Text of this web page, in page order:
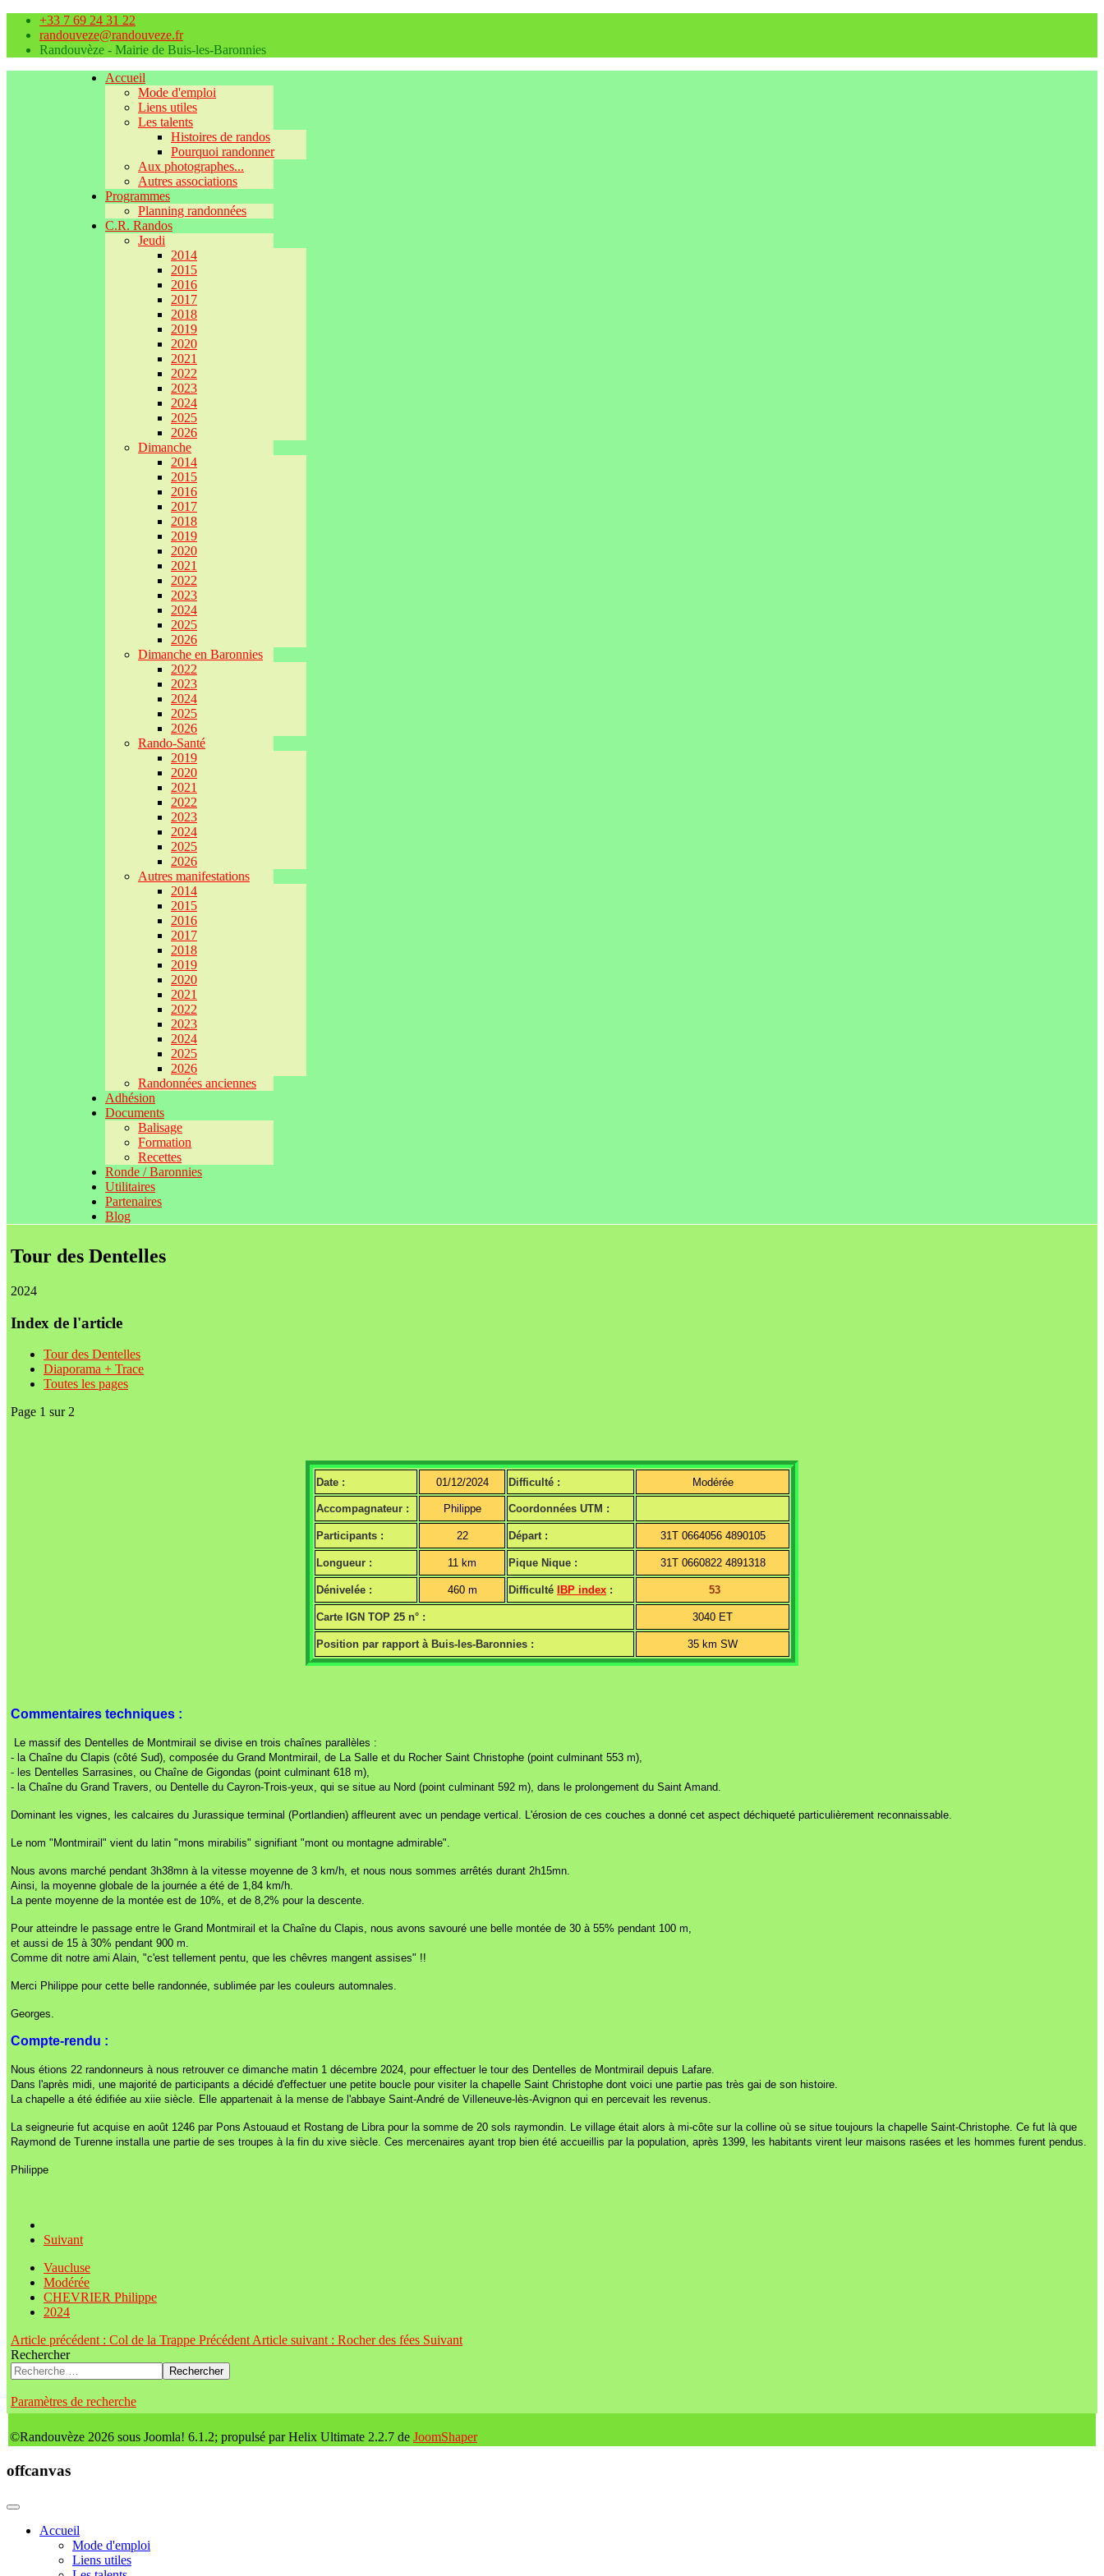
+33 7 69 24 31 22
randouveze@randouveze.fr
Randouvèze - Mairie de Buis-les-Baronnies
Accueil
Mode d'emploi
Liens utiles
Les talents
Histoires de randos
Pourquoi randonner
Aux photographes...
Autres associations
Programmes
Planning randonnées
C.R. Randos
Jeudi
2014
2015
2016
2017
2018
2019
2020
2021
2022
2023
2024
2025
2026
Dimanche
2014
2015
2016
2017
2018
2019
2020
2021
2022
2023
2024
2025
2026
Dimanche en Baronnies
2022
2023
2024
2025
2026
Rando-Santé
2019
2020
2021
2022
2023
2024
2025
2026
Autres manifestations
2014
2015
2016
2017
2018
2019
2020
2021
2022
2023
2024
2025
2026
Randonnées anciennes
Adhésion
Documents
Balisage
Formation
Recettes
Ronde / Baronnies
Utilitaires
Partenaires
Blog
Tour des Dentelles
2024
Index de l'article
Tour des Dentelles
Diaporama + Trace
Toutes les pages
Page 1 sur 2
Date : 01/12/2024 Difficulté : Modérée
Accompagnateur : Philippe Coordonnées UTM :
Participants : 22 Départ : 31T 0664056 4890105
Longueur : 11 km Pique Nique : 31T 0660822 4891318
Dénivelée : 460 m Difficulté IBP index : 53
Carte IGN TOP 25 n° : 3040 ET
Position par rapport à Buis-les-Baronnies : 35 km SW
Commentaires techniques :
Le massif des Dentelles de Montmirail se divise en trois chaînes parallèles :
- la Chaîne du Clapis (côté Sud), composée du Grand Montmirail, de La Salle et du Rocher Saint Christophe (point culminant 553 m),
- les Dentelles Sarrasines, ou Chaîne de Gigondas (point culminant 618 m),
- la Chaîne du Grand Travers, ou Dentelle du Cayron-Trois-yeux, qui se situe au Nord (point culminant 592 m), dans le prolongement du Saint Amand.
Dominant les vignes, les calcaires du Jurassique terminal (Portlandien) affleurent avec un pendage vertical. L'érosion de ces couches a donné cet aspect déchiqueté particulièrement reconnaissable.
Le nom "Montmirail" vient du latin "mons mirabilis" signifiant "mont ou montagne admirable".
Nous avons marché pendant 3h38mn à la vitesse moyenne de 3 km/h, et nous nous sommes arrêtés durant 2h15mn.
Ainsi, la moyenne globale de la journée a été de 1,84 km/h.
La pente moyenne de la montée est de 10%, et de 8,2% pour la descente.
Pour atteindre le passage entre le Grand Montmirail et la Chaîne du Clapis, nous avons savouré une belle montée de 30 à 55% pendant 100 m,
et aussi de 15 à 30% pendant 900 m.
Comme dit notre ami Alain, "c'est tellement pentu, que les chêvres mangent assises" !!
Merci Philippe pour cette belle randonnée, sublimée par les couleurs automnales.
Georges.
Compte-rendu :
Nous étions 22 randonneurs à nous retrouver ce dimanche matin 1 décembre 2024, pour effectuer le tour des Dentelles de Montmirail depuis Lafare.
Dans l'après midi, une majorité de participants a décidé d'effectuer une petite boucle pour visiter la chapelle Saint Christophe dont voici une partie pas très gai de son histoire.
La chapelle a été édifiée au xiie siècle. Elle appartenait à la mense de l'abbaye Saint-André de Villeneuve-lès-Avignon qui en percevait les revenus.
La seigneurie fut acquise en août 1246 par Pons Astouaud et Rostang de Libra pour la somme de 20 sols raymondin. Le village était alors à mi-côte sur la colline où se situe toujours la chapelle Saint-Christophe. Ce fut là que
Raymond de Turenne installa une partie de ses troupes à la fin du xive siècle. Ces mercenaires ayant trop bien été accueillis par la population, après 1399, les habitants virent leur maisons rasées et les hommes furent pendus.
Philippe
Suivant
Vaucluse
Modérée
CHEVRIER Philippe
2024
Article précédent : Col de la Trappe Précédent Article suivant : Rocher des fées Suivant
Rechercher
Rechercher
Paramètres de recherche
©Randouvèze 2026 sous Joomla! 6.1.2; propulsé par Helix Ultimate 2.2.7 de JoomShaper
offcanvas
Accueil
Mode d'emploi
Liens utiles